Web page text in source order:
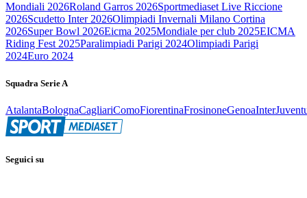
Mondiali 2026Roland Garros 2026Sportmediaset Live Riccione
2026Scudetto Inter 2026Olimpiadi Invernali Milano Cortina
2026Super Bowl 2026Eicma 2025Mondiale per club 2025EICMA
Riding Fest 2025Paralimpiadi Parigi 2024Olimpiadi Parigi
2024Euro 2024
Squadra Serie A
AtalantaBolognaCagliariComoFiorentinaFrosinoneGenoaInter
Seguici su